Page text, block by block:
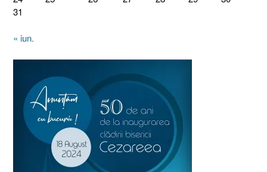
31
« iun.